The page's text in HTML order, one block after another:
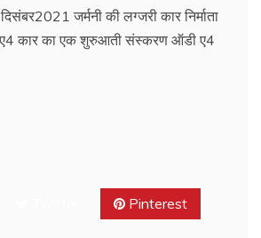
जर्मनी की लग्जरी कार निर्माता
कार का एक शुरुआती संस्करण ऑडी ए4
Pinterest